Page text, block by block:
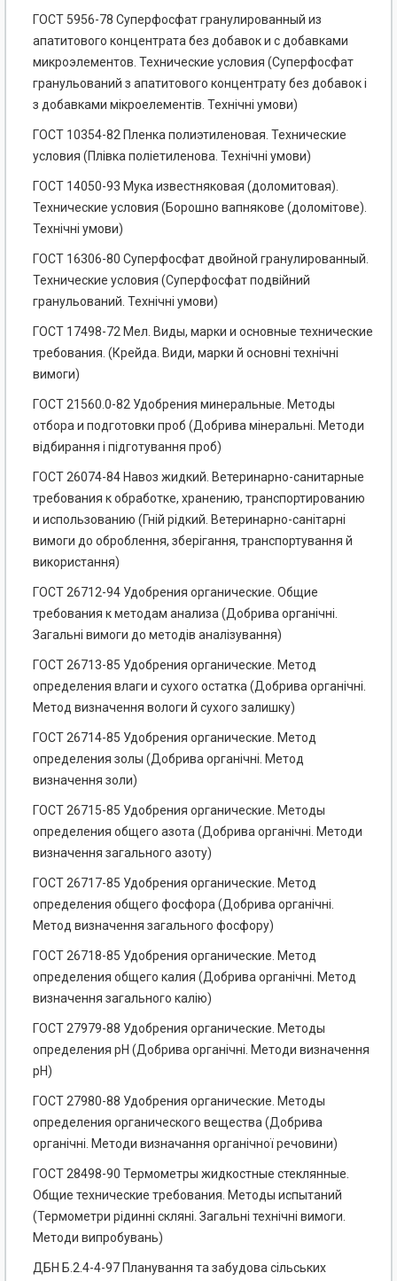
ГОСТ 5956-78 Суперфосфат гранулированный из
апатитового концентрата без добавок и с добавками
микроэлементов. Технические условия (Суперфосфат
гранульований з апатитового концентрату без добавок і
з добавками мікроелементів. Технічні умови)
ГОСТ 10354-82 Пленка полиэтиленовая. Технические
условия (Плівка поліетиленова. Технічні умови)
ГОСТ 14050-93 Мука известняковая (доломитовая).
Технические условия (Борошно вапнякове (доломітове).
Технічні умови)
ГОСТ 16306-80 Суперфосфат двойной гранулированный.
Технические условия (Суперфосфат подвійний
гранульований. Технічні умови)
ГОСТ 17498-72 Мел. Виды, марки и основные технические
требования. (Крейда. Види, марки й основні технічні
вимоги)
ГОСТ 21560.0-82 Удобрения минеральные. Методы
отбора и подготовки проб (Добрива мінеральні. Методи
відбирання і підготування проб)
ГОСТ 26074-84 Навоз жидкий. Ветеринарно-санитарные
требования к обработке, хранению, транспортированию
и использованию (Гній рідкий. Ветеринарно-санітарні
вимоги до оброблення, зберігання, транспортування й
використання)
ГОСТ 26712-94 Удобрения органические. Общие
требования к методам анализа (Добрива органічні.
Загальні вимоги до методів аналізування)
ГОСТ 26713-85 Удобрения органические. Метод
определения влаги и сухого остатка (Добрива органічні.
Метод визначення вологи й сухого залишку)
ГОСТ 26714-85 Удобрения органические. Метод
определения золы (Добрива органічні. Метод
визначення золи)
ГОСТ 26715-85 Удобрения органические. Методы
определения общего азота (Добрива органічні. Методи
визначення загального азоту)
ГОСТ 26717-85 Удобрения органические. Метод
определения общего фосфора (Добрива органічні.
Метод визначення загального фосфору)
ГОСТ 26718-85 Удобрения органические. Метод
определения общего калия (Добрива органічні. Метод
визначення загального калію)
ГОСТ 27979-88 Удобрения органические. Методы
определения pH (Добрива органічні. Методи визначення
pH)
ГОСТ 27980-88 Удобрения органические. Методы
определения органического вещества (Добрива
органічні. Методи визначання органічної речовини)
ГОСТ 28498-90 Термометры жидкостные стеклянные.
Общие технические требования. Методы испытаний
(Термометри рідинні скляні. Загальні технічні вимоги.
Методи випробувань)
ДБН Б.2.4-4-97 Планування та забудова сільських